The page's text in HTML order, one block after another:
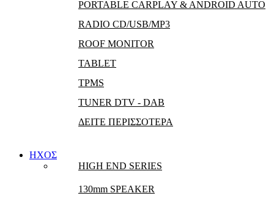
PORTABLE CARPLAY & ANDROID AUTO
RADIO CD/USB/MP3
ROOF MONITOR
TABLET
TPMS
TUNER DTV - DAB
ΔΕΙΤΕ ΠΕΡΙΣΣΟΤΕΡΑ
ΗΧΟΣ
HIGH END SERIES
130mm SPEAKER